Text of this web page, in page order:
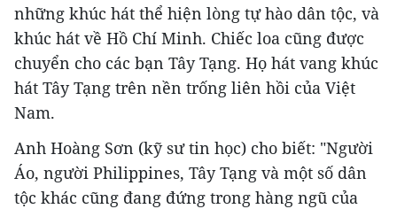
những khúc hát thể hiện lòng tự hào dân tộc, và
khúc hát về Hồ Chí Minh. Chiếc loa cũng được
chuyển cho các bạn Tây Tạng. Họ hát vang khúc
hát Tây Tạng trên nền trống liên hồi của Việt
Nam.
Anh Hoàng Sơn (kỹ sư tin học) cho biết: "Người
Áo, người Philippines, Tây Tạng và một số dân
tộc khác cũng đang đứng trong hàng ngũ của